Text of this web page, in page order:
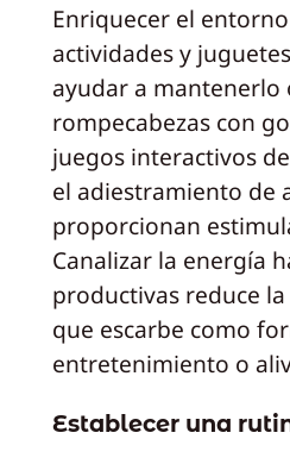
Enriquecer el
actividades y
ayudar a mantenerlo
rompecabezas con
juegos interactivos
el adiestramiento de
proporcionan
Canalizar la energía
productivas reduce
que escarbe como
entretenimiento o
Establecer una